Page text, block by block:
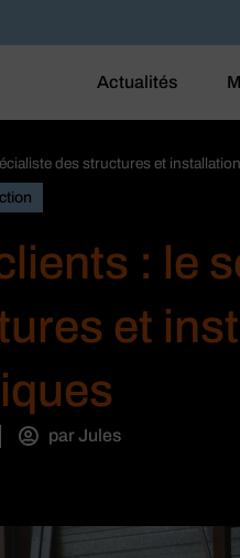
Actualités
des structures et
: le
et
parJules